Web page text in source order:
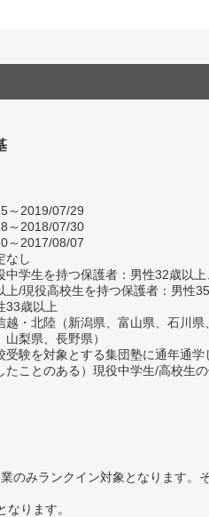
～2019/07/29
～2018/07/30
～2017/08/07
なし
中学生を持つ保護者：男性32歳以
上/現役高校生を持つ保護者：男性35
33歳以上
越・北陸（新潟県、富山県、石川県
山梨県、長野県）
受験を対象とする集団塾に通年通学
たことのある）現役中学生/高校生
のみランクイン対象となります。
ります。